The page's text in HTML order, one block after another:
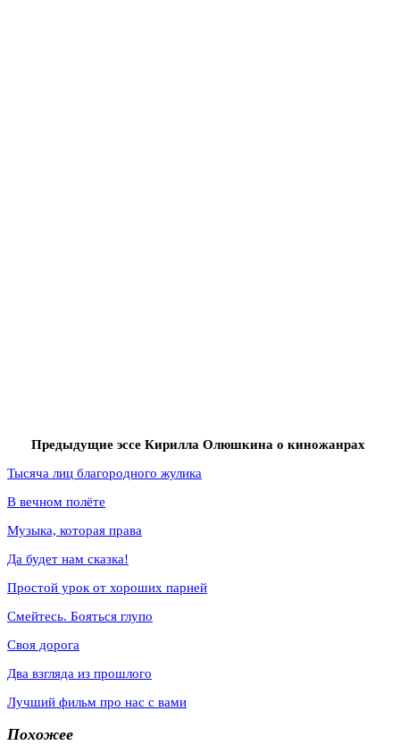
Предыдущие эссе Кирилла Олюшкина о киножанрах
Тысяча лиц благородного жулика
В вечном полёте
Музыка, которая права
Да будет нам сказка!
Простой урок от хороших парней
Смейтесь. Бояться глупо
Своя дорога
Два взгляда из прошлого
Лучший фильм про нас с вами
Похожее